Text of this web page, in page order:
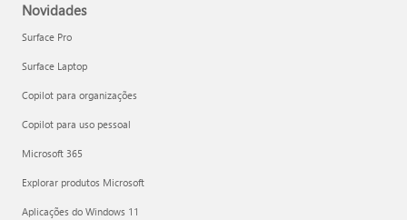
Novidades
Surface Pro
Surface Laptop
Copilot para organizações
Copilot para uso pessoal
Microsoft 365
Explorar produtos Microsoft
Aplicações do Windows 11